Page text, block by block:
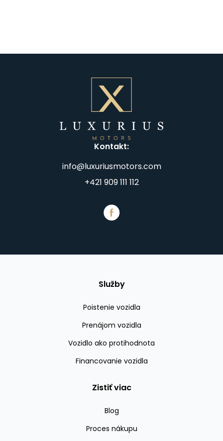
Kontakt:
info@luxuriusmotors.com
+421 909 111 112
Služby
Poistenie vozidla
Prenájom vozidla
Vozidlo ako protihodnota
Financovanie vozidla
Zistiť viac
Blog
Proces nákupu